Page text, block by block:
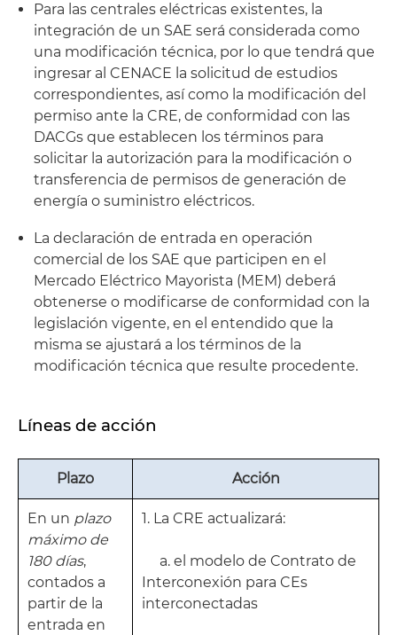
Para las centrales eléctricas existentes, la
integración de un SAE será considerada como
una modificación técnica, por lo que tendrá que
ingresar al CENACE la solicitud de estudios
correspondientes, así como la modificación del
permiso ante la CRE, de conformidad con las
DACGs que establecen los términos para
solicitar la autorización para la modificación o
transferencia de permisos de generación de
energía o suministro eléctricos.
La declaración de entrada en operación
comercial de los SAE que participen en el
Mercado Eléctrico Mayorista (MEM) deberá
obtenerse o modificarse de conformidad con la
legislación vigente, en el entendido que la
misma se ajustará a los términos de la
modificación técnica que resulte procedente.
Líneas de acción
Plazo Acción
En un plazo
máximo de
180 días,
contados a
partir de la
entrada en
1. La CRE actualizará:
a. el modelo de Contrato de
Interconexión para CEs
interconectadas